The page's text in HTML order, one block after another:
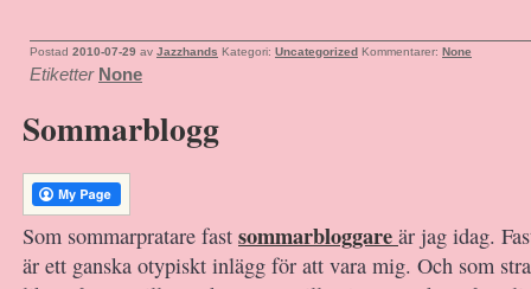
Postad 2010-07-29 av Jazzhands Kategori: Uncategorized Kommentarer: None
Etiketter None
Sommarblogg
Som sommarpratare fast sommarbloggare är jag idag.
är ett ganska otypiskt inlägg för att vara mig. Och som